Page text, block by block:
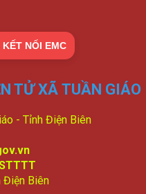
NỐI EMC
TỬ XÃ TUẦN GIÁO
- Tỉnh Điện Biên
Điện Biên